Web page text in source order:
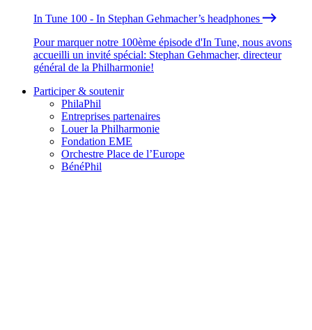
In Tune 100 - In Stephan Gehmacher’s headphones
Pour marquer notre 100ème épisode d'In Tune, nous avons
accueilli un invité spécial: Stephan Gehmacher, directeur
général de la Philharmonie!
Participer & soutenir
PhilaPhil
Entreprises partenaires
Louer la Philharmonie
Fondation EME
Orchestre Place de l’Europe
BénéPhil